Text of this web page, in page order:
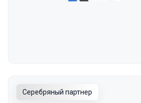
Серебряный партнер